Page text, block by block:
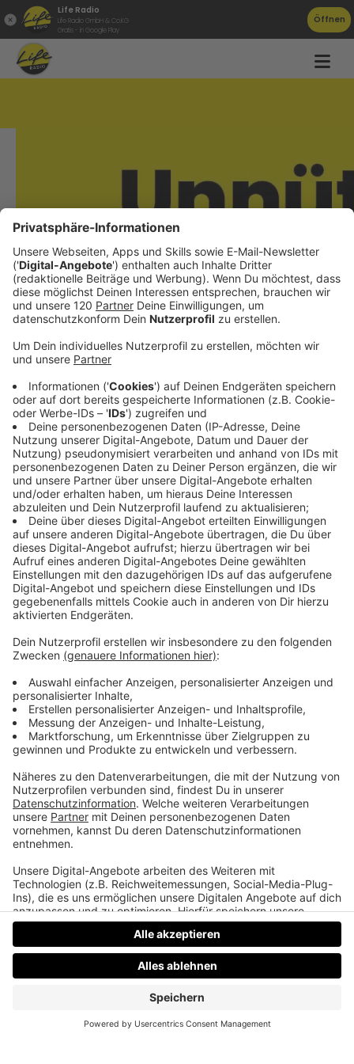
Life Radio
Life Radio GmbH & Co.KG
Gratis - in Google Play
Öffnen
Blümchensex
Lucas Cordalis war der erste Freund von Blümchen,
Sega gar nicht mega und die Entzauberung von Axl
Rose! Sorry dafür!
DatenschutzImpressumAGBsJobsKontakt